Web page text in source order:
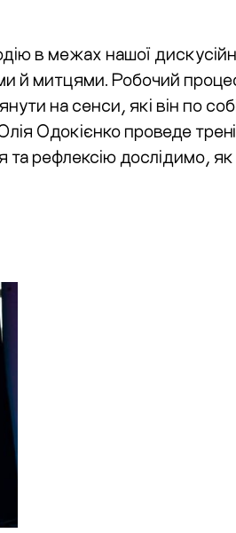
в межах нашої
й митцями. Робочий
на сенси, які він по
Одокієнко проведе
та рефлексію дослідимо,